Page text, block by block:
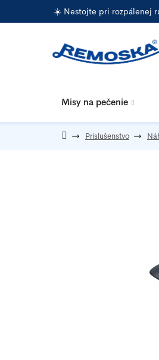
na
☀️ Nestojte pri rozpálenej
Misy na pečenie
Príslušenstvo